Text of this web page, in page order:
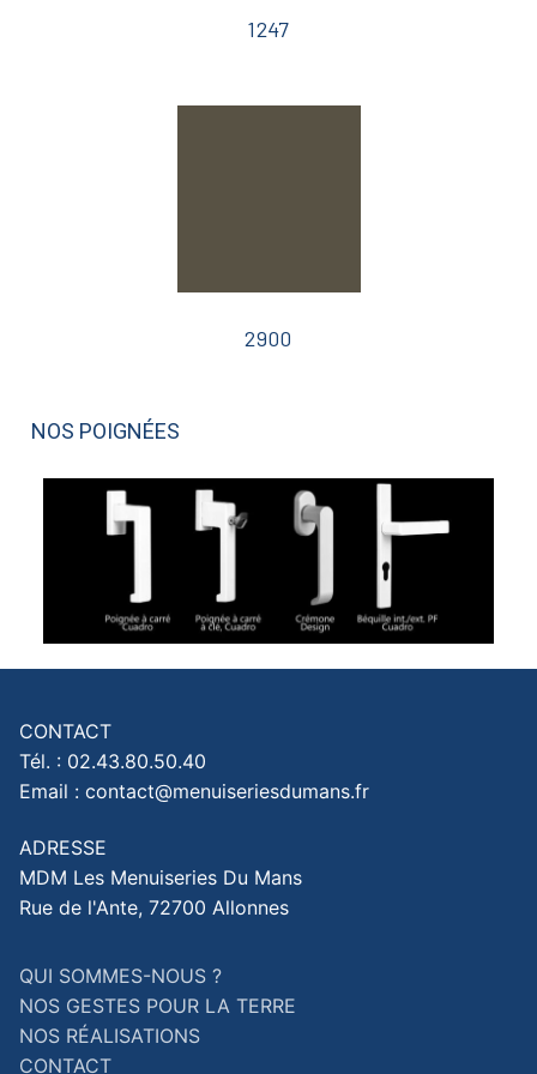
1247
2900
NOS POIGNÉES
CONTACT
Tél. : 02.43.80.50.40
Email : contact@menuiseriesdumans.fr
ADRESSE
MDM Les Menuiseries Du Mans
Rue de l'Ante, 72700 Allonnes
QUI SOMMES-NOUS ?
NOS GESTES POUR LA TERRE
NOS RÉALISATIONS
CONTACT